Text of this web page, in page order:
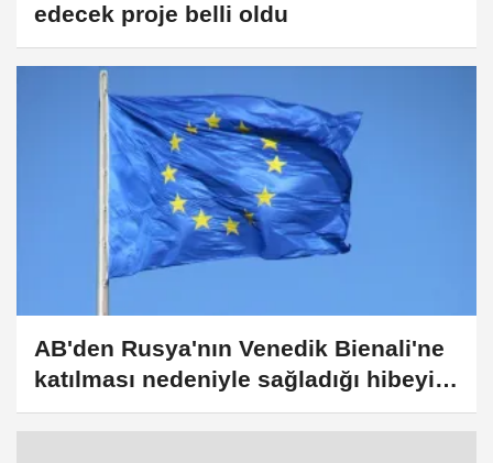
edecek proje belli oldu
AB'den Rusya'nın Venedik Bienali'ne
katılması nedeniyle sağladığı hibeyi
geri çekme kararı